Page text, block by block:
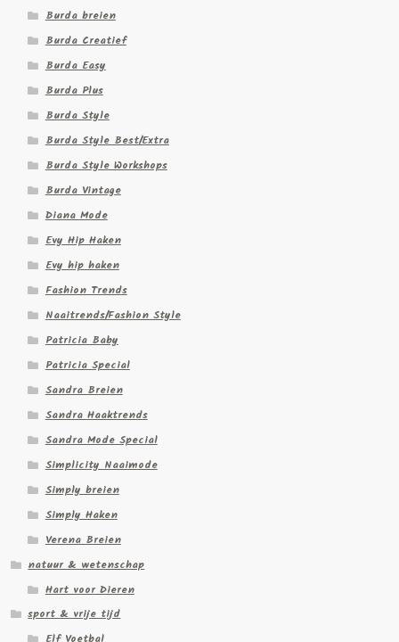
Burda breien
Burda Creatief
Burda Easy
Burda Plus
Burda Style
Burda Style Best/Extra
Burda Style Workshops
Burda Vintage
Diana Mode
Evy Hip Haken
Evy hip haken
Fashion Trends
Naaitrends/Fashion Style
Patricia Baby
Patricia Special
Sandra Breien
Sandra Haaktrends
Sandra Mode Special
Simplicity Naaimode
Simply breien
Simply Haken
Verena Breien
natuur & wetenschap
Hart voor Dieren
sport & vrije tijd